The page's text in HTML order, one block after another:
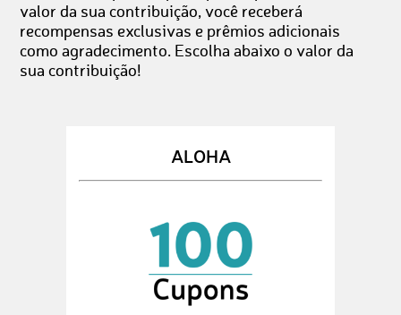
valor da sua contribuição, você receberá
recompensas exclusivas e prêmios adicionais
como agradecimento. Escolha abaixo o valor da
sua contribuição!
ALOHA